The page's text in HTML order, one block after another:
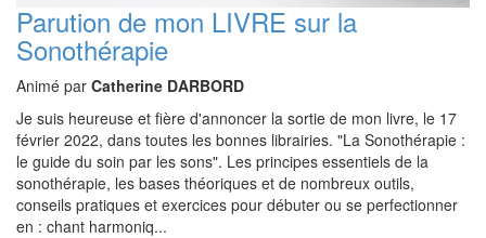
Parution de mon LIVRE sur la
Sonothérapie
Animé par Catherine DARBORD
Je suis heureuse et fière d'annoncer la sortie de mon livre, le 17
février 2022, dans toutes les bonnes librairies. "La Sonothérapie :
le guide du soin par les sons". Les principes essentiels de la
sonothérapie, les bases théoriques et de nombreux outils,
conseils pratiques et exercices pour débuter ou se perfectionner
en : chant harmoniq...